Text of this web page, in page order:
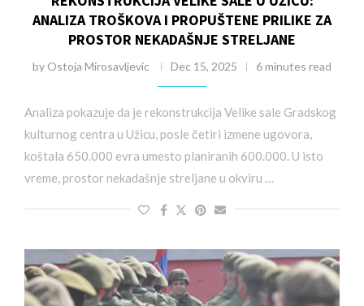
ANALIZA TROŠKOVA I PROPUŠTENE PRILIKE ZA
PROSTOR NEKADAŠNJE STRELJANE
by Ostoja Mirosavljevic Dec 15, 2025 6 minutes read
Analiza pokazuje da je rekonstrukcija Velike sale Gradskog
kulturnog centra u Užicu, posle četiri izmene ugovora,
koštala 650.000 evra umesto planiranih 600.000. U isto
vreme, prostor nekadašnje streljane u okviru …